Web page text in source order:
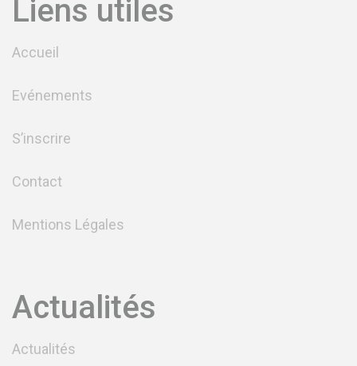
Liens utiles
Accueil
Evénements
S’inscrire
Contact
Mentions Légales
Actualités
Actualités